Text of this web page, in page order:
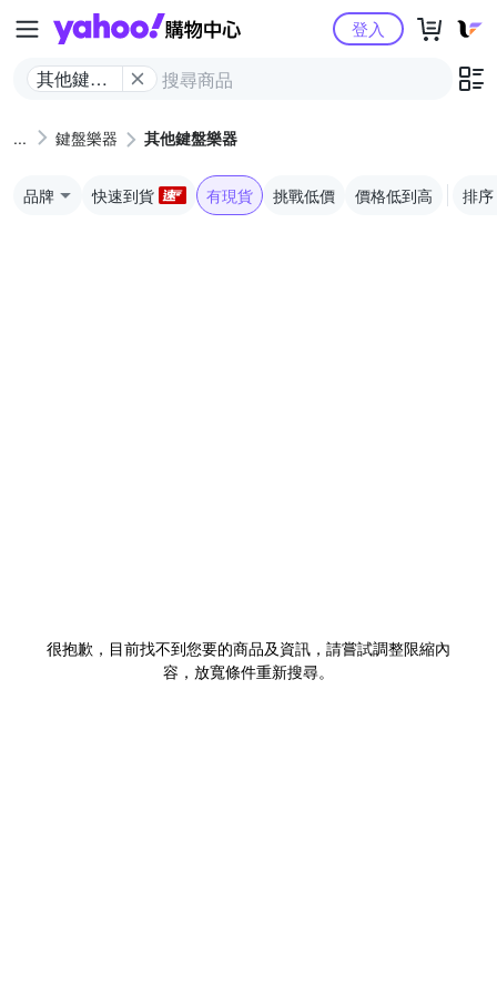
Yahoo購物中心
其他鍵盤
登入
鍵盤樂器 其他鍵盤樂器
品牌 快速到貨 有現貨 挑戰低價 價格低到高 排序
很抱歉，目前找不到您要的商品及資訊，請嘗試調整限縮內
容，放寬條件重新搜尋。